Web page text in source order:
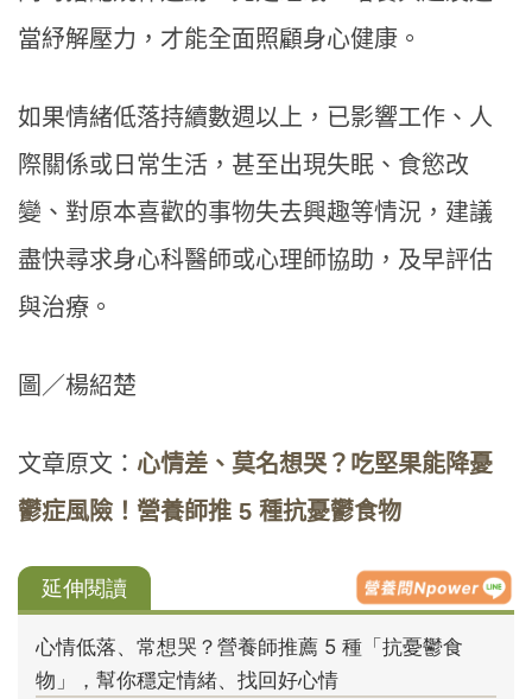
當紓解壓力，才能全面照顧身心健康。
如果情緒低落持續數週以上，已影響工作、人
際關係或日常生活，甚至出現失眠、食慾改
變、對原本喜歡的事物失去興趣等情況，建議
盡快尋求身心科醫師或心理師協助，及早評估
與治療。
圖／楊紹楚
文章原文： 心情差、莫名想哭？吃堅果能降憂
鬱症風險！營養師推 5 種抗憂鬱食物